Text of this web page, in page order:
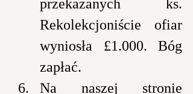
przekazanych ks.
Rekolekcjoniście ofiar
wyniosła £1.000. Bóg
zapłać.
Na naszej stronie